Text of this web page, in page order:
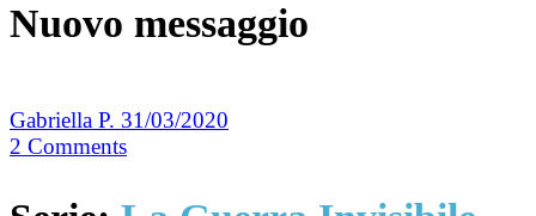
Nuovo messaggio
Gabriella P. 31/03/2020
2 Comments